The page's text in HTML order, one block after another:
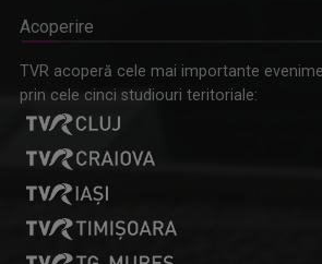
Acoperire
TVR acoperă cele mai importante
prin cele cinci studiouri teritoriale: